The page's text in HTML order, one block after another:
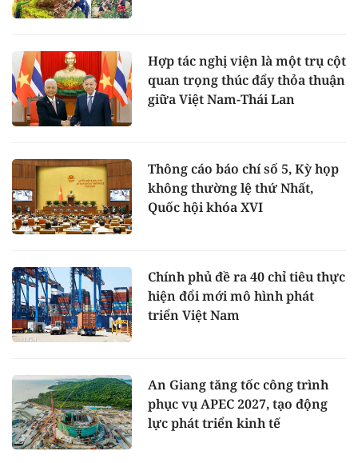
Hợp tác nghị viện là một trụ cột
quan trọng thúc đẩy thỏa thuận
giữa Việt Nam-Thái Lan
Thông cáo báo chí số 5, Kỳ họp
không thường lệ thứ Nhất,
Quốc hội khóa XVI
Chính phủ đề ra 40 chỉ tiêu thực
hiện đổi mới mô hình phát
triển Việt Nam
An Giang tăng tốc công trình
phục vụ APEC 2027, tạo động
lực phát triển kinh tế